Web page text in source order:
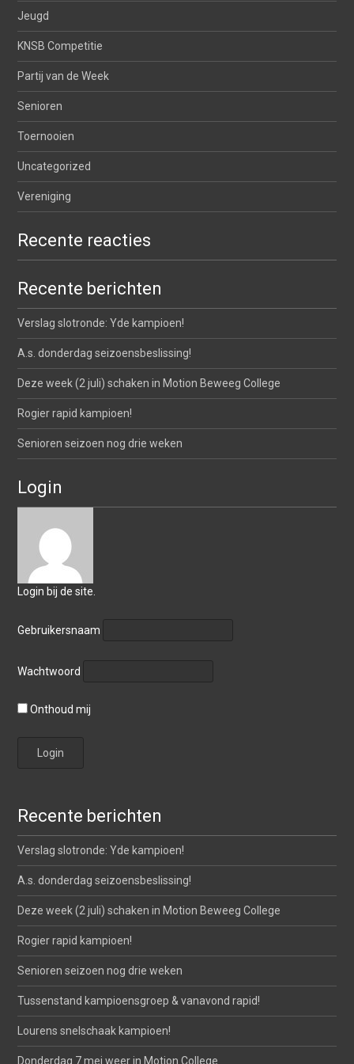
Jeugd
KNSB Competitie
Partij van de Week
Senioren
Toernooien
Uncategorized
Vereniging
Recente reacties
Recente berichten
Verslag slotronde: Yde kampioen!
A.s. donderdag seizoensbeslissing!
Deze week (2 juli) schaken in Motion Beweeg College
Rogier rapid kampioen!
Senioren seizoen nog drie weken
Login
Login bij de site.
Gebruikersnaam
Wachtwoord
Onthoud mij
Recente berichten
Verslag slotronde: Yde kampioen!
A.s. donderdag seizoensbeslissing!
Deze week (2 juli) schaken in Motion Beweeg College
Rogier rapid kampioen!
Senioren seizoen nog drie weken
Tussenstand kampioensgroep & vanavond rapid!
Lourens snelschaak kampioen!
Donderdag 7 mei weer in Motion College